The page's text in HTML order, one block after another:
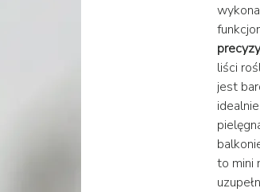
liści
jest
to mini